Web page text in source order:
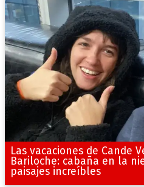
Las vacaciones de Cande
Bariloche: cabaña en la
paisajes increíbles